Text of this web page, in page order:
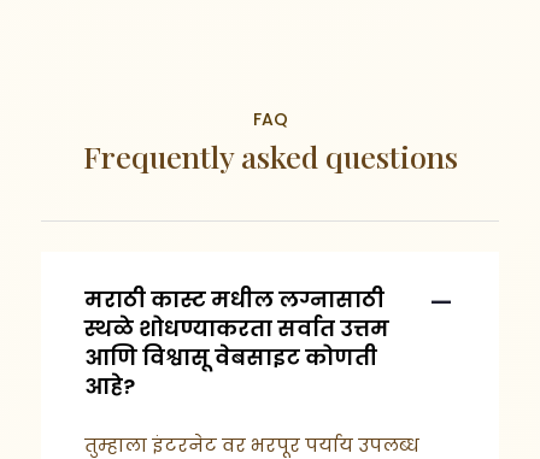
FAQ
Frequently asked questions
मराठी कास्ट मधील लग्नासाठी
स्थळे शोधण्याकरता सर्वात उत्तम
आणि विश्वासू वेबसाइट कोणती
आहे?
तुम्हाला इंटरनेट वर भरपूर पर्याय उपलब्ध